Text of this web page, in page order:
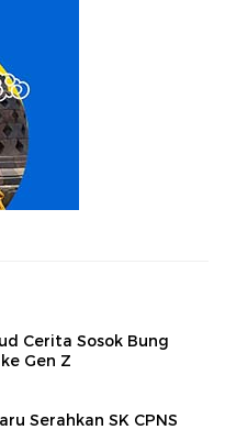
Cerita Sosok Bung
Gen Z
Serahkan SK CPNS